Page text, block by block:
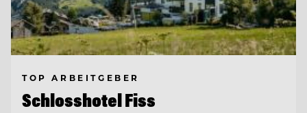
TOP ARBEITGEBER
Schlosshotel Fiss